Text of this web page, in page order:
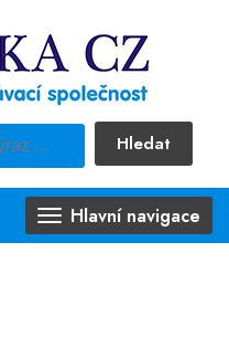
Hledat
předdefinovaný výběr
Hlavní navigace